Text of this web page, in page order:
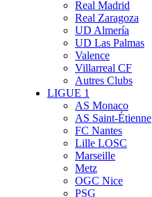
Real Madrid
Real Zaragoza
UD Almería
UD Las Palmas
Valence
Villarreal CF
Autres Clubs
LIGUE 1
AS Monaco
AS Saint-Étienne
FC Nantes
Lille LOSC
Marseille
Metz
OGC Nice
PSG